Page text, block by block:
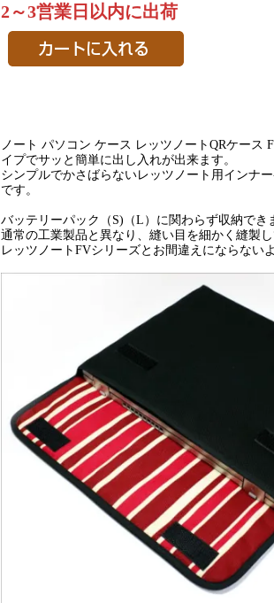
2～3営業日以内に出荷
ノート パソコン ケース レッツノートQRケース
イプでサッと簡単に出し入れが出来ます。
シンプルでかさばらないレッツノート用インナ
です。
バッテリーパック（S)（L）に関わらず収納でき
通常の工業製品と異なり、縫い目を細かく縫製
レッツノートFVシリーズとお間違えにならない